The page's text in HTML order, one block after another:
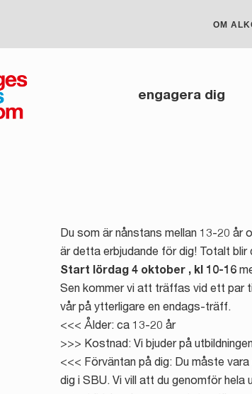
OM
engagera dig
Du som är nånstans mellan 13-20 år
är detta erbjudande för dig! Totalt
Start lördag 4 oktober , kl 10-16
Sen kommer vi att träffas vid ett par
vår på ytterligare en endags-träff.
<<< Ålder: ca 13-20 år
>>> Kostnad: Vi bjuder på
<<< Förväntan på dig: Du måste vara
dig i SBU. Vi vill att du genomför hela